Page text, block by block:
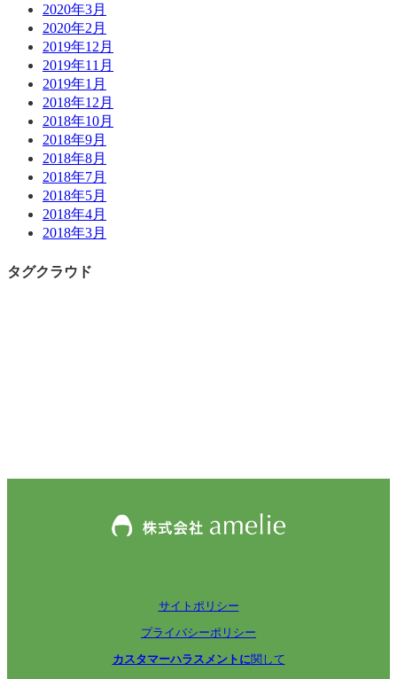
2020年3月
2020年2月
2019年12月
2019年11月
2019年1月
2018年12月
2018年10月
2018年9月
2018年8月
2018年7月
2018年5月
2018年4月
2018年3月
タグクラウド
サイトポリシー
プライバシーポリシー
カスタマーハラスメントに関して